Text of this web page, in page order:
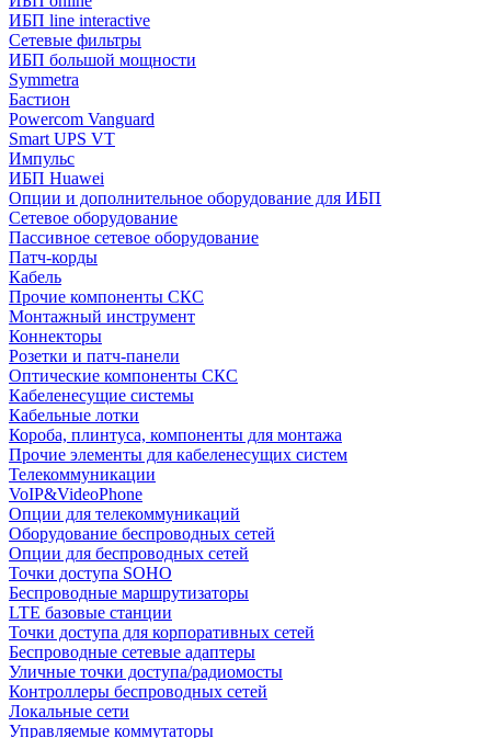
ИБП linе interactive
Сетевые фильтры
ИБП большой мощности
Symmetra
Бастион
Powercom Vanguard
Smart UPS VT
Импульс
ИБП Huawei
Опции и дополнительное оборудование для ИБП
Сетевое оборудование
Пассивное сетевое оборудование
Патч-корды
Кабель
Прочие компоненты СКС
Монтажный инструмент
Коннекторы
Розетки и патч-панели
Оптические компоненты СКС
Кабеленесущие системы
Кабельные лотки
Короба, плинтуса, компоненты для монтажа
Прочие элементы для кабеленесущих систем
Телекоммуникации
VoIP&VideoPhone
Опции для телекоммуникаций
Оборудование беспроводных сетей
Опции для беспроводных сетей
Точки доступа SOHO
Беспроводные маршрутизаторы
LTE базовые станции
Точки доступа для корпоративных сетей
Беспроводные сетевые адаптеры
Уличные точки доступа/радиомосты
Контроллеры беспроводных сетей
Локальные сети
Управляемые коммутаторы